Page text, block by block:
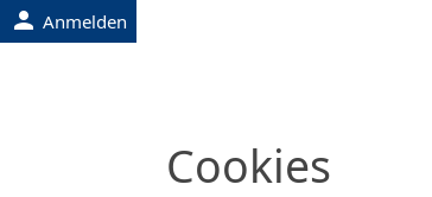
person Anmelden
Cookies